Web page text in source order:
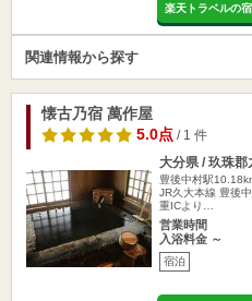
楽天トラベルの
関連情報から探す
懐古乃宿 萬作屋
5.0点/ 1 件
大分県 / 玖珠郡
豊後中村駅
JR久大本線 豊後
重ICより…
営業時間
入浴料金 ～
宿泊